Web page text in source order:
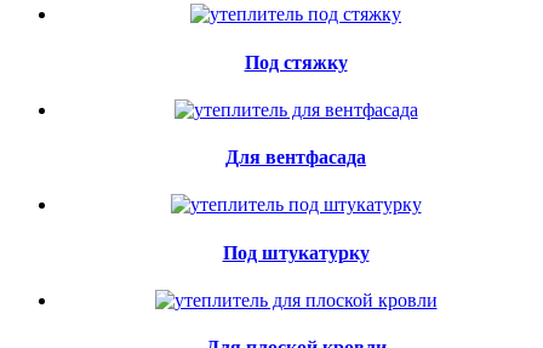
Под стяжку
Для вентфасада
Под штукатурку